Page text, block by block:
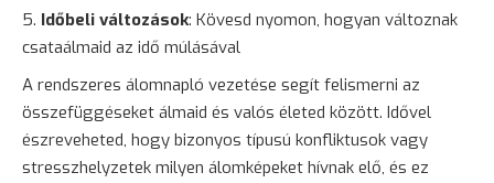
Időbeli változások: Kövesd nyomon, hogyan változnak
csataálmaid az idő múlásával
A rendszeres álomnapló vezetése segít felismerni az
összefüggéseket álmaid és valós életed között. Idővel
észreveheted, hogy bizonyos típusú konfliktusok vagy
stresszhelyzetek milyen álomképeket hívnak elő, és ez